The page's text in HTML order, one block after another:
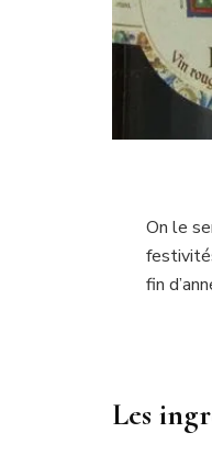
On le
fin
Les